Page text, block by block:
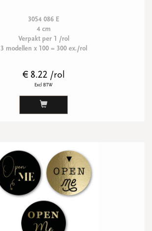
3054 086 E
4 cm
Verpakt per 1 /rol
3 modellen x 100 = 300 ex./rol
€ 8.22 /rol
Excl BTW